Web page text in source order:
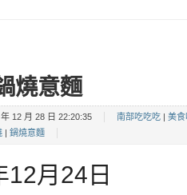
燒意麵
12 月 28 日 22:20:35 南部吃吃吃
美食
| 鍋燒意麵
12月24日